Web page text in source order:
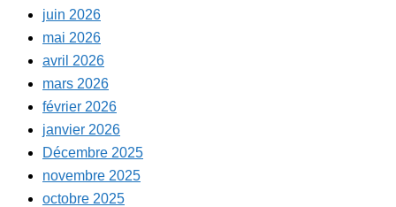
juin 2026
mai 2026
avril 2026
mars 2026
février 2026
janvier 2026
Décembre 2025
novembre 2025
octobre 2025